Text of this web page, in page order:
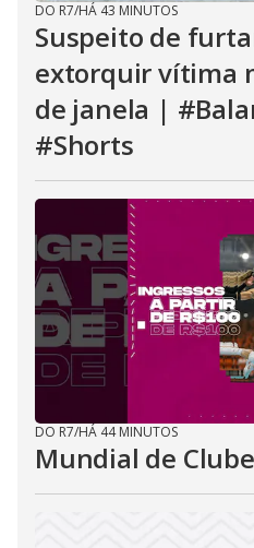
DO R7/HÁ 43 MINUTOS
Suspeito de
extorquir vítima
de janela |
#Shorts
DO R7/HÁ 44 MINUTOS
Mundial de